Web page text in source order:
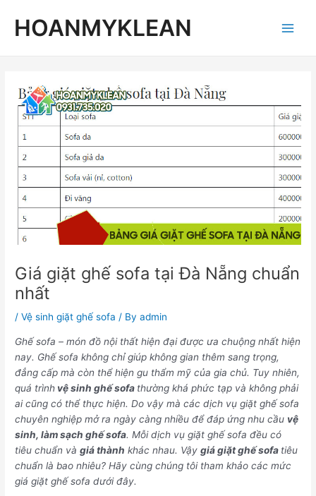
contentHOANMYKLEAN
Giá giặt ghế sofa tại Đà Nẵng chuẩn
nhất
/Vệ sinh giặt ghế sofa / Byadmin
Ghế sofa – món đồ nội thất hiện đại được ưa chuộng nhất hiện
nay. Ghế sofa không chỉ giúp không gian thêm sang trọng,
đẳng cấp mà còn thể hiện gu thẩm mỹ của gia chủ. Tuy nhiên,
quá trình vệ sinh ghế sofa thường khá phức tạp và không phải
ai cũng có thể thực hiện. Do vậy mà các dịch vụ giặt ghế sofa
chuyên nghiệp mở ra ngày càng nhiều để đáp ứng nhu cầu vệ
sinh, làm sạch ghế sofa. Mỗi dịch vụ giặt ghế sofa đều có
tiêu chuẩn vàgiá thành khác nhau. Vậygiá giặt ghế sofa tiêu
chuẩn là bao nhiêu? Hãy cùng chúng tôi tham khảo các mức
giá giặt ghế sofa dưới đây.
navigation